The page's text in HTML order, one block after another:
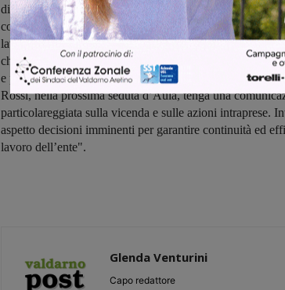
di reato gravi e pesanti, sulle quali occorre riflettere con
cognizione di causa. Siamo pienamente garantisti e
lavoro della magistratura. Ci preoccupa l'assenza di
che sovrintende alla gestione di un servizio
e per questo ho chiesto alla presidenza del Consiglio che
Rossi, nella prossima seduta d’Aula, tenga una
particolareggiata sulla vicenda e sulle azioni intraprese.
aspetto decisioni imminenti per garantire continuità ed
lavoro dell’ente".
Glenda Venturini
Capo redattore